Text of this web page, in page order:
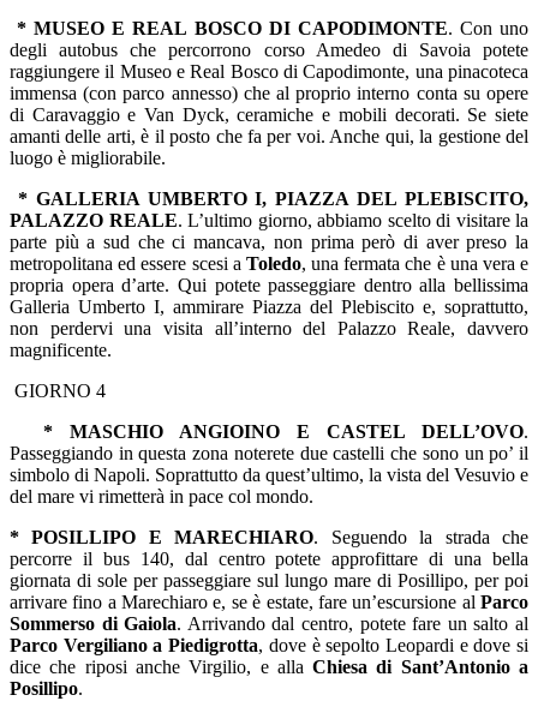
* MUSEO E REAL BOSCO DI CAPODIMONTE. Con uno
degli autobus che percorrono corso Amedeo di Savoia potete
raggiungere il Museo e Real Bosco di Capodimonte, una pinacoteca
immensa (con parco annesso) che al proprio interno conta su opere
di Caravaggio e Van Dyck, ceramiche e mobili decorati. Se siete
amanti delle arti, è il posto che fa per voi. Anche qui, la gestione del
luogo è migliorabile.
* GALLERIA UMBERTO I, PIAZZA DEL PLEBISCITO,
PALAZZO REALE. L’ultimo giorno, abbiamo scelto di visitare la
parte più a sud che ci mancava, non prima però di aver preso la
metropolitana ed essere scesi a Toledo, una fermata che è una vera e
propria opera d’arte. Qui potete passeggiare dentro alla bellissima
Galleria Umberto I, ammirare Piazza del Plebiscito e, soprattutto,
non perdervi una visita all’interno del Palazzo Reale, davvero
magnificente.
GIORNO 4
* MASCHIO ANGIOINO E CASTEL DELL’OVO.
Passeggiando in questa zona noterete due castelli che sono un po’ il
simbolo di Napoli. Soprattutto da quest’ultimo, la vista del Vesuvio e
del mare vi rimetterà in pace col mondo.
* POSILLIPO E MARECHIARO. Seguendo la strada che
percorre il bus 140, dal centro potete approfittare di una bella
giornata di sole per passeggiare sul lungo mare di Posillipo, per poi
arrivare fino a Marechiaro e, se è estate, fare un’escursione al Parco
Sommerso di Gaiola. Arrivando dal centro, potete fare un salto al
Parco Vergiliano a Piedigrotta, dove è sepolto Leopardi e dove si
dice che riposi anche Virgilio, e allaChiesa di Sant’Antonio a
Posillipo.